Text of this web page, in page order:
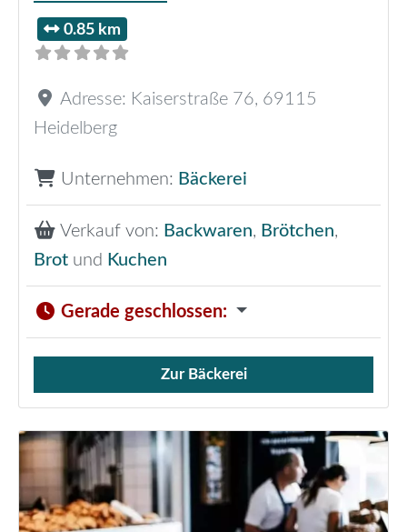
0.85 km
Adresse: Kaiserstraße 76, 69115
Heidelberg
Unternehmen: Bäckerei
Verkauf von: Backwaren, Brötchen,
Brot und Kuchen
Gerade geschlossen:
Verkauf von Brötchen,
Zur Bäckerei